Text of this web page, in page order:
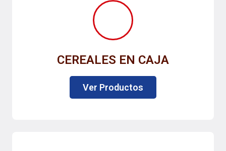
CEREALES EN CAJA
Ver Productos